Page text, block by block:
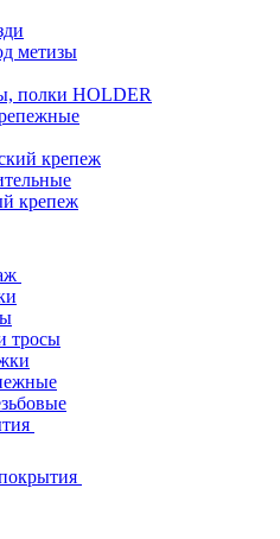
метизы
полки НОLDER
крепеж
крепеж
тросы